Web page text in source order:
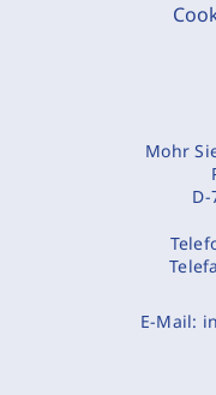
Mohr
E-Mail: